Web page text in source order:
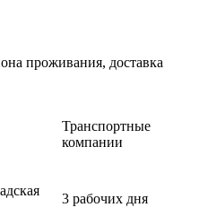
проживания, доставка
Транспортные
компании
3 рабочих дня